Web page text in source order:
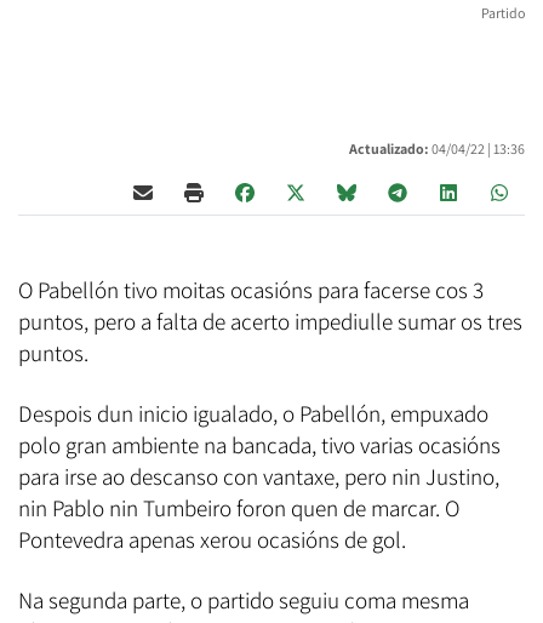
Partido
Actualizado: 04/04/22 | 13:36
O Pabellón tivo moitas ocasións para facerse cos 3
puntos, pero a falta de acerto impediulle sumar os tres
puntos.
Despois dun inicio igualado, o Pabellón, empuxado
polo gran ambiente na bancada, tivo varias ocasións
para irse ao descanso con vantaxe, pero nin Justino,
nin Pablo nin Tumbeiro foron quen de marcar. O
Pontevedra apenas xerou ocasións de gol.
Na segunda parte, o partido seguiu coma mesma